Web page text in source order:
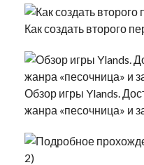
Как создать второго
Обзор игры Ylands.
жанра «песочница» и